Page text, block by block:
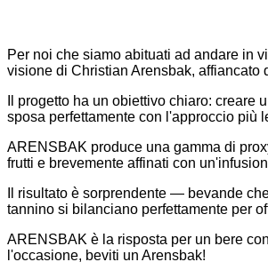
Per noi che siamo abituati ad andare in
visione di Christian Arensbak,
Il progetto ha un obiettivo chiaro:
sposa perfettamente con l'approccio più
ARENSBAK produce una gamma di
frutti e brevemente affinati con
Il risultato è sorprendente — bevande
tannino si bilanciano perfettamente per
ARENSBAK è la risposta per un bere
l'occasione, beviti un Arensbak!